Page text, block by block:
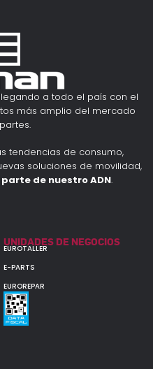
a todo el país con el
más amplio del mercado
tendencias de consumo,
soluciones de movilidad,
de nuestro ADN.
UNIDADES DE NEGOCIOS
EUROTALLER
E-PARTS
EUROREPAR